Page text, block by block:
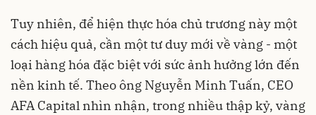
Tuy nhiên, để hiện thực hóa chủ trương này một
cách hiệu quả, cần một tư duy mới về vàng - một
loại hàng hóa đặc biệt với sức ảnh hưởng lớn đến
nền kinh tế. Theo ông Nguyễn Minh Tuấn, CEO
AFA Capital nhìn nhận, trong nhiều thập kỷ, vàng